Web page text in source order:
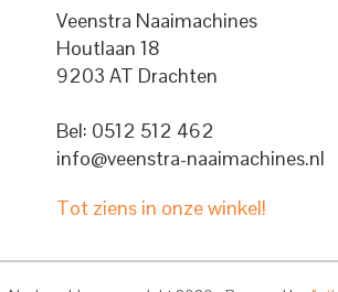
Veenstra Naaimachines
Houtlaan 18
9203 AT Drachten
Bel: 0512 512 462
info@veenstra-naaimachines.nl
Tot ziens in onze winkel!